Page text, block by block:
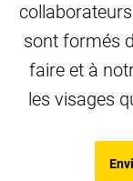
sont formés
faire et à
les visages